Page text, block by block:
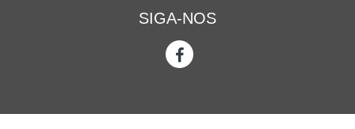
SIGA-NOS